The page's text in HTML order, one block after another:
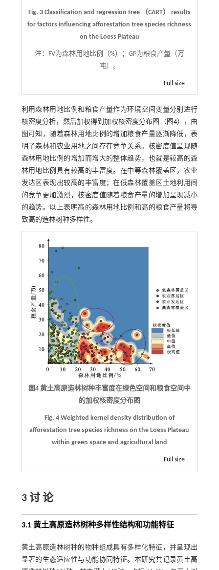
Fig. 3 Classification and regression tree （CART） results
for factors influencing afforestation tree species richness
on the Loess Plateau
注： FV为森林用地比例（%）；GP为粮食产量（万
吨）。
Full size
利用森林用地比例和粮食产量作为环境空间变量分别进行
核密度分析，然后加权得到加权核密度分布图（ 图4），由
图可知，随着森林用地比例的增加粮食产量逐渐降低，表
明了森林和农业用地之间存在竞争关系。核密度值呈现随
森林用地比例的增加而增大的整体趋势，也就是较高的森
林用地比例具有较高的丰富度。在中等森林覆盖区，农业
发达区表现出较高的丰富度；在低森林覆盖区土地利用间
的竞争更加激烈，核密度值随着粮食产量的增加呈现减小
的趋势。以上表明高的森林用地比例和高的粮食产量将导
致高的造林树种多样性。
图4 黄土高原造林树种丰富度在绿色空间和粮食空间中
的加权核密度分布图
Fig. 4 Weighted kernel density distribution of
afforestation tree species richness on the Loess Plateau
within green space and agricultural land
Full size
3 讨 论
3.1 黄土高原造林树种多样性结构和功能特征
黄土高原造林树种的物种组成具有多样化特征，并呈现出
显著的生态适应性与功能协同特征。本研究共记录黄土高